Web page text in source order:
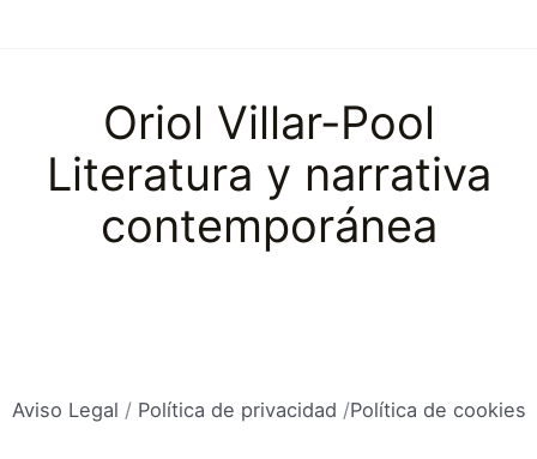
Oriol Villar-Pool
Literatura y narrativa
contemporánea
Aviso Legal / Política de privacidad /Política de cookies